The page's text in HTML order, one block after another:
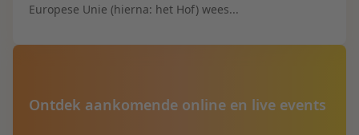
Europese Unie (hierna: het Hof) wees...
Ontdek aankomende online en live events